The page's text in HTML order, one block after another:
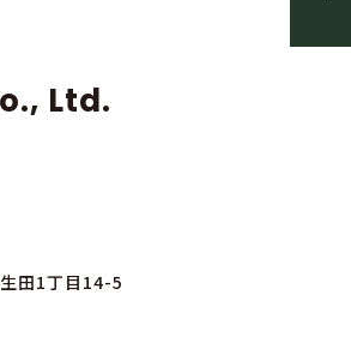
Ltd.
田1丁目14-5